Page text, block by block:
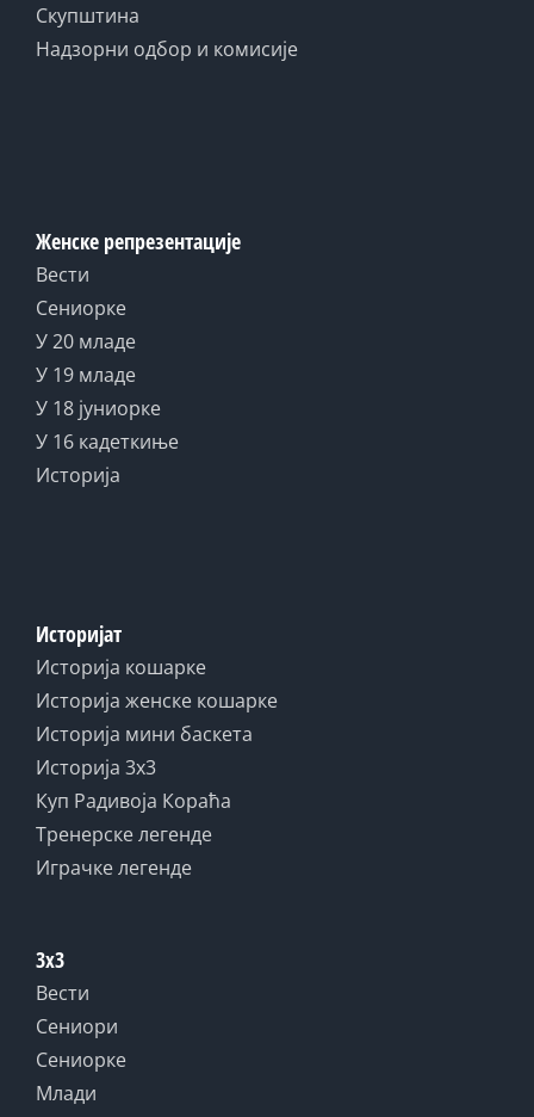
Скупштина
Надзорни одбор и комисије
Женске репрезентације
Вести
Сениорке
У 20 младе
У 19 младе
У 18 јуниорке
У 16 кадеткиње
Историја
Историјат
Историја кошарке
Историја женске кошарке
Историја мини баскета
Историја 3x3
Куп Радивоја Кораћа
Тренерске легенде
Играчке легенде
3x3
Вести
Сениори
Сениорке
Млади